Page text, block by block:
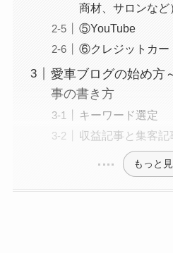
商材、サロンなど
⑤YouTube
⑥クレジットカー
愛車ブログの始め方
事の書き方
キーワード選定
収益記事と集客記
もっと